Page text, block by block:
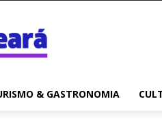
& GASTRONOMIA